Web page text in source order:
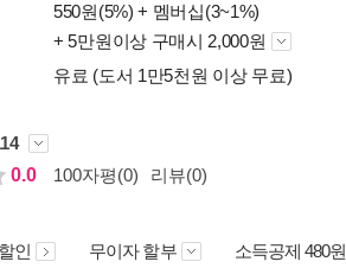
550원(5%) + 멤버십(3~1%)
+ 5만원이상 구매시 2,000원
유료 (도서 1만5천원 이상 무료)
0.0
100자평(0) 리뷰(0)
인 무이자 할부 소득공제 480원